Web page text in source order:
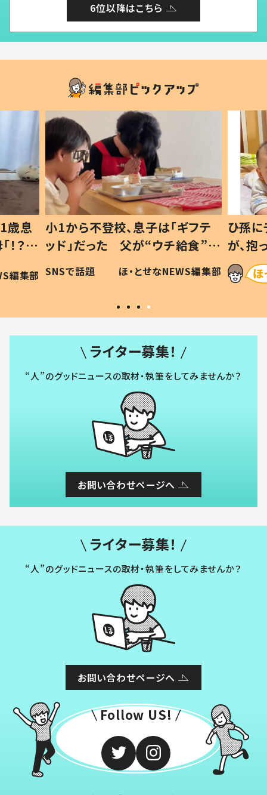
6位以降はこちら
歳息
？」
編集部
小1から不登校、息子は「ギフテ
ッド」だった 父が“ウチ給食”を
作り続ける理由とは #令和の親
#令和の子
SNSで話題 ほ・とせなNEWS編集部
ひ孫
が、
「涙が
い」
ライター募集！
“人”のグッドニュースの取材・執筆をしてみませんか？
お問い合わせページへ
ライター募集！
“人”のグッドニュースの取材・執筆をしてみませんか？
お問い合わせページへ
Follow US!